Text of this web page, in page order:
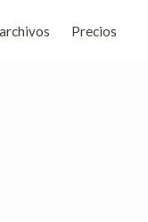
Precios